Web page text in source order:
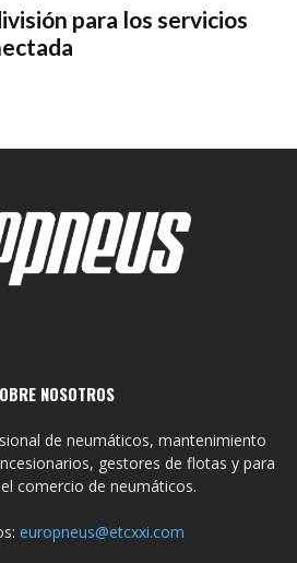
para los servicios
NOSOTROS
de neumáticos, mantenimiento
gestores de flotas y para
comercio de neumáticos.
europneus@etcxxi.com